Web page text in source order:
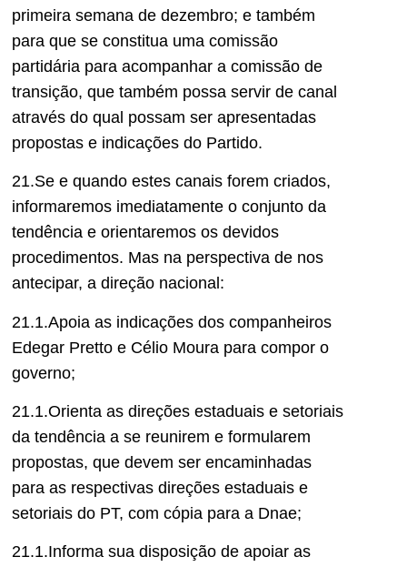
primeira semana de dezembro; e também
para que se constitua uma comissão
partidária para acompanhar a comissão de
transição, que também possa servir de canal
através do qual possam ser apresentadas
propostas e indicações do Partido.
21.Se e quando estes canais forem criados,
informaremos imediatamente o conjunto da
tendência e orientaremos os devidos
procedimentos. Mas na perspectiva de nos
antecipar, a direção nacional:
21.1.Apoia as indicações dos companheiros
Edegar Pretto e Célio Moura para compor o
governo;
21.1.Orienta as direções estaduais e setoriais
da tendência a se reunirem e formularem
propostas, que devem ser encaminhadas
para as respectivas direções estaduais e
setoriais do PT, com cópia para a Dnae;
21.1.Informa sua disposição de apoiar as